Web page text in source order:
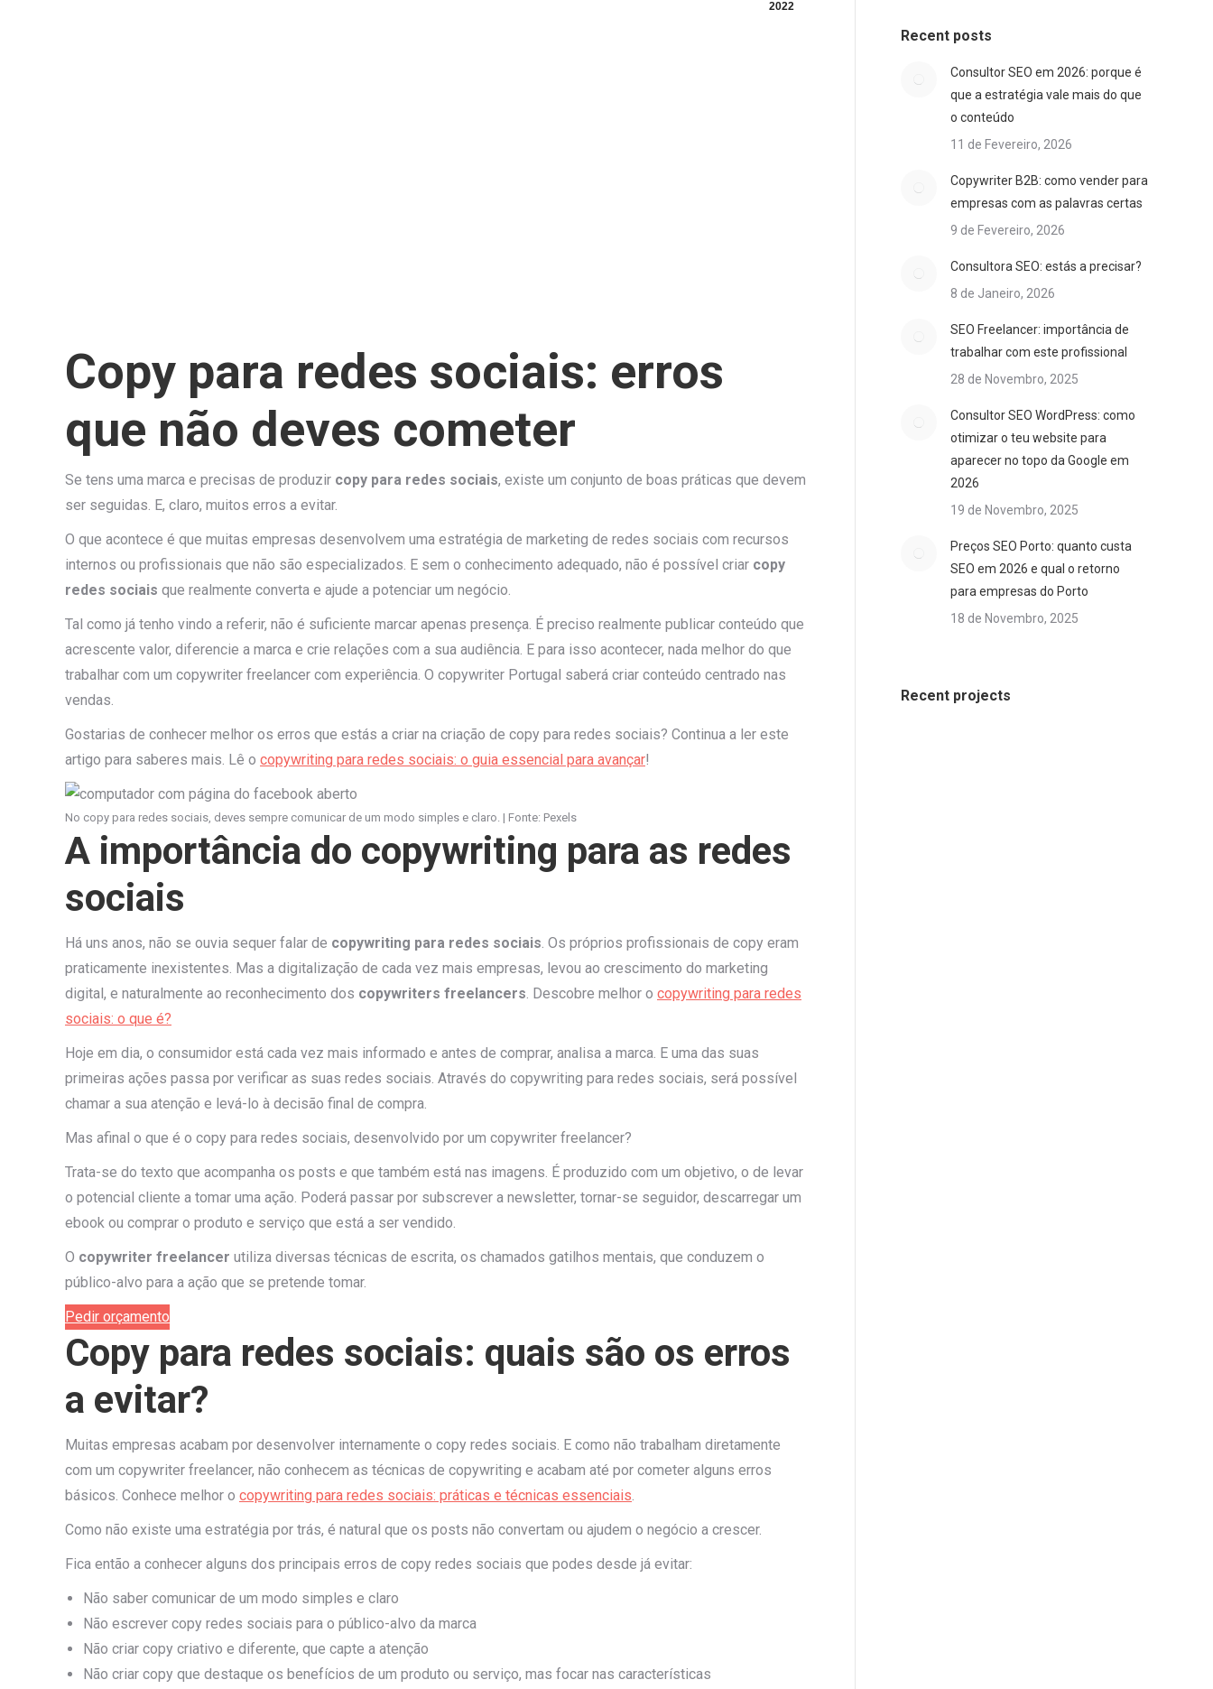
2022
Copy para redes sociais: erros
que não deves cometer
Se tens uma marca e precisas de produzir copy para redes sociais, existe um conjunto de boas práticas que devem
ser seguidas. E, claro, muitos erros a evitar.
O que acontece é que muitas empresas desenvolvem uma estratégia de marketing de redes sociais com recursos
internos ou profissionais que não são especializados. E sem o conhecimento adequado, não é possível criar copy
redes sociais que realmente converta e ajude a potenciar um negócio.
Tal como já tenho vindo a referir, não é suficiente marcar apenas presença. É preciso realmente publicar conteúdo que
acrescente valor, diferencie a marca e crie relações com a sua audiência. E para isso acontecer, nada melhor do que
trabalhar com um copywriter freelancer com experiência. O copywriter Portugal saberá criar conteúdo centrado nas
vendas.
Gostarias de conhecer melhor os erros que estás a criar na criação de copy para redes sociais? Continua a ler este
artigo para saberes mais. Lê o copywriting para redes sociais: o guia essencial para avançar!
No copy para redes sociais, deves sempre comunicar de um modo simples e claro. | Fonte: Pexels
A importância do copywriting para as redes
sociais
Há uns anos, não se ouvia sequer falar de copywriting para redes sociais . Os próprios profissionais de copy eram
praticamente inexistentes. Mas a digitalização de cada vez mais empresas, levou ao crescimento do marketing
digital, e naturalmente ao reconhecimento dos copywriters freelancers . Descobre melhor o copywriting para redes
sociais: o que é?
Hoje em dia, o consumidor está cada vez mais informado e antes de comprar, analisa a marca. E uma das suas
primeiras ações passa por verificar as suas redes sociais. Através do copywriting para redes sociais, será possível
chamar a sua atenção e levá-lo à decisão final de compra.
Mas afinal o que é o copy para redes sociais, desenvolvido por um copywriter freelancer?
Trata-se do texto que acompanha os posts e que também está nas imagens. É produzido com um objetivo, o de levar
o potencial cliente a tomar uma ação. Poderá passar por subscrever a newsletter, tornar-se seguidor, descarregar um
ebook ou comprar o produto e serviço que está a ser vendido.
O copywriter freelancer utiliza diversas técnicas de escrita, os chamados gatilhos mentais, que conduzem o
público-alvo para a ação que se pretende tomar.
Pedir orçamento
Copy para redes sociais: quais são os erros
a evitar?
Muitas empresas acabam por desenvolver internamente o copy redes sociais. E como não trabalham diretamente
com um copywriter freelancer, não conhecem as técnicas de copywriting e acabam até por cometer alguns erros
básicos. Conhece melhor o copywriting para redes sociais: práticas e técnicas essenciais
Como não existe uma estratégia por trás, é natural que os posts não convertam ou ajudem o negócio a crescer.
Fica então a conhecer alguns dos principais erros de copy redes sociais que podes desde já evitar:
Não saber comunicar de um modo simples e claro
Não escrever copy redes sociais para o público-alvo da marca
Não criar copy criativo e diferente, que capte a atenção
Não criar copy que destaque os benefícios de um produto ou serviço, mas focar nas características
Recent posts
Consultor SEO em 2026: porque é
que a estratégia vale mais do que
o conteúdo
11 de Fevereiro, 2026
Copywriter B2B: como vender para
empresas com as palavras certas
9 de Fevereiro, 2026
Consultora SEO: estás a precisar?
8 de Janeiro, 2026
SEO Freelancer: importância de
trabalhar com este profissional
28 de Novembro, 2025
Consultor SEO WordPress: como
otimizar o teu website para
aparecer no topo da Google em
2026
19 de Novembro, 2025
Preços SEO Porto: quanto custa
SEO em 2026 e qual o retorno
para empresas do Porto
18 de Novembro, 2025
Recent projects